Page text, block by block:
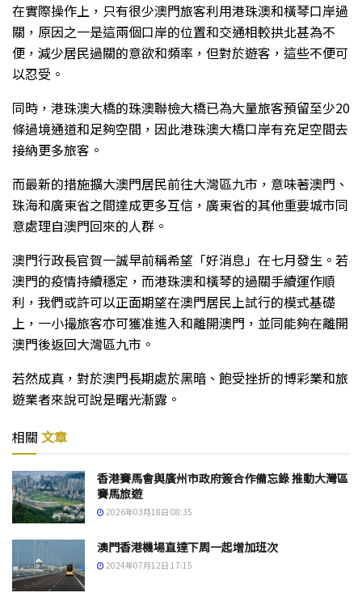
在實際操作上，只有很少澳門旅客利用港珠澳和橫琴口岸過
關，原因之一是這兩個口岸的位置和交通相較拱北甚為不
便，減少居民過關的意欲和頻率，但對於遊客，這些不便可
以忍受。
同時，港珠澳大橋的珠澳聯檢大橋已為大量旅客預留至少20
條過境通道和足夠空間，因此港珠澳大橋口岸有充足空間去
接納更多旅客。
而最新的措施擴大澳門居民前往大灣區九市，意味著澳門、
珠海和廣東省之間達成更多互信，廣東省的其他重要城市同
意處理自澳門回來的人群。
澳門行政長官賀一誠早前稱希望「好消息」在七月發生。若
澳門的疫情持續穩定，而港珠澳和橫琴的過關手續運作順
利，我們或許可以正面期望在澳門居民上試行的模式基礎
上，一小撮旅客亦可獲准進入和離開澳門，並同能夠在離開
澳門後返回大灣區九市。
若然成真，對於澳門長期處於黑暗、飽受挫折的博彩業和旅
遊業者來說可說是曙光漸露。
相關 文章
香港賽馬會與廣州市政府簽合作備忘錄 推動大灣區
賽馬旅遊
2026年03月18日 08:35
澳門香港機場直達下周一起增加班次
2024年07月12日 17:15